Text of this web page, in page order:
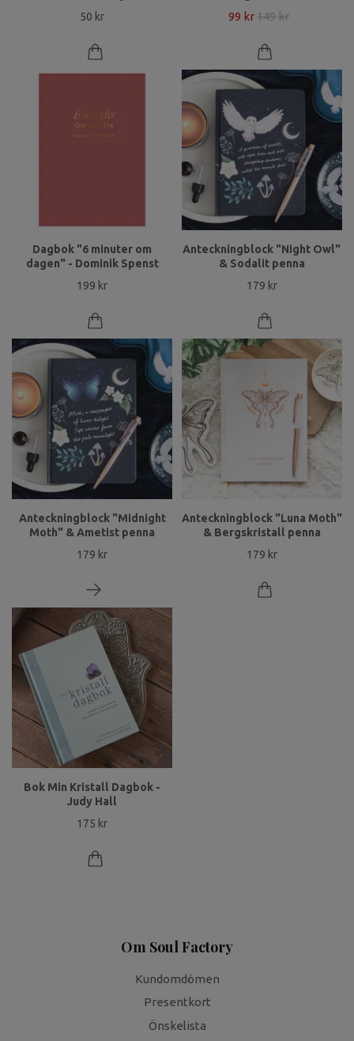
50 kr
99 kr149 kr
Dagbok "6 minuter om
dagen" - Dominik Spenst
199 kr
Anteckningblock "Night Owl"
& Sodalit penna
179 kr
Anteckningblock "Midnight
Moth" & Ametist penna
179 kr
Anteckningblock "Luna Moth"
& Bergskristall penna
179 kr
Bok Min Kristall Dagbok -
Judy Hall
175 kr
Om Soul Factory
Kundomdömen
Presentkort
Önskelista